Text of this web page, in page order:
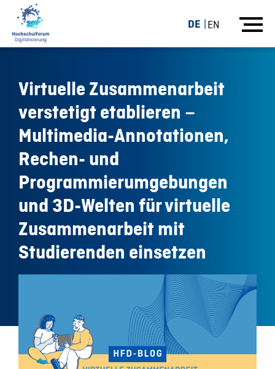
DE EN
Virtuelle Zusammenarbeit
verstetigt etablieren –
Multimedia-Annotationen,
Rechen- und
Programmierumgebungen
und 3D-Welten für virtuelle
Zusammenarbeit mit
Studierenden einsetzen